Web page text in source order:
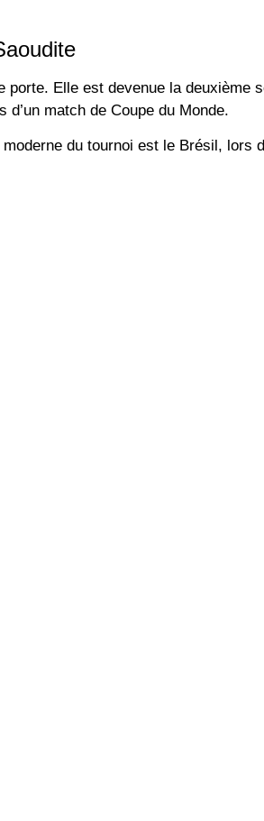
porte. Elle est devenue la deuxième
match de Coupe du Monde.
du tournoi est le Brésil , lors